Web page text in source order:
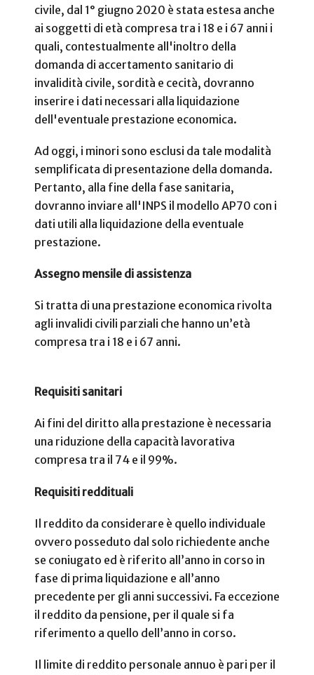
civile, dal 1° giugno 2020 è stata estesa anche
ai soggetti di età compresa tra i 18 e i 67 anni i
quali, contestualmente all'inoltro della
domanda di accertamento sanitario di
invalidità civile, sordità e cecità, dovranno
inserire i dati necessari alla liquidazione
dell'eventuale prestazione economica.
Ad oggi, i minori sono esclusi da tale modalità
semplificata di presentazione della domanda.
Pertanto, alla fine della fase sanitaria,
dovranno inviare all'INPS il modello AP70 con i
dati utili alla liquidazione della eventuale
prestazione.
Assegno mensile di assistenza
Si tratta di una prestazione economica rivolta
agli invalidi civili parziali che hanno un’età
compresa tra i 18 e i 67 anni.
Requisiti sanitari
Ai fini del diritto alla prestazione è necessaria
una riduzione della capacità lavorativa
compresa tra il 74 e il 99%.
Requisiti reddituali
Il reddito da considerare è quello individuale
ovvero posseduto dal solo richiedente anche
se coniugato ed è riferito all’anno in corso in
fase di prima liquidazione e all’anno
precedente per gli anni successivi. Fa eccezione
il reddito da pensione, per il quale si fa
riferimento a quello dell’anno in corso.
Il limite di reddito personale annuo è pari per il